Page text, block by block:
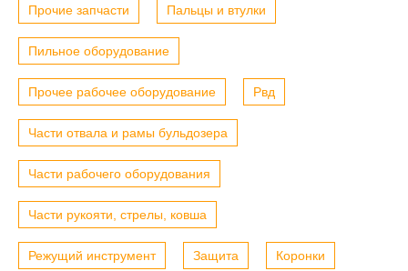
Прочие запчасти Пальцы и втулки
Пильное оборудование
Прочее рабочее оборудование Рвд
Части отвала и рамы бульдозера
Части рабочего оборудования
Части рукояти, стрелы, ковша
Режущий инструмент Защита Коронки